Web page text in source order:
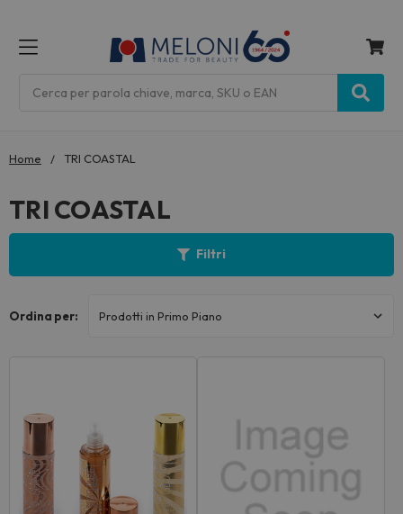
Home TRI COASTAL
TRI COASTAL
Filtri
Ordina per: